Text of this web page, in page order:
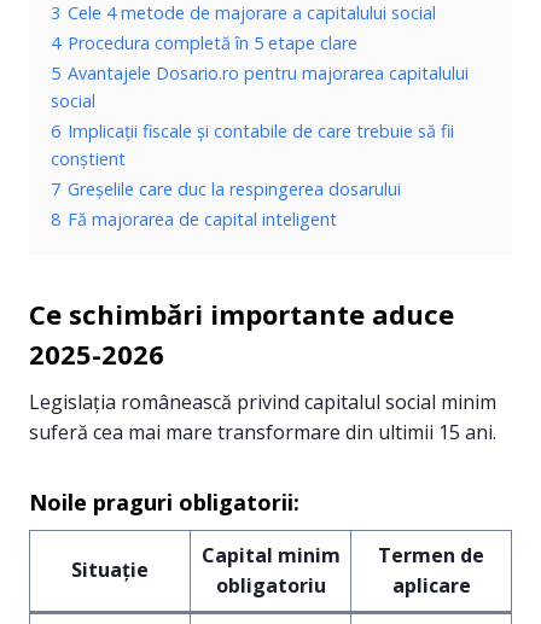
3 Cele 4 metode de majorare a capitalului social
4 Procedura completă în 5 etape clare
5 Avantajele Dosario.ro pentru majorarea capitalului
social
6 Implicații fiscale și contabile de care trebuie să fii
conștient
7 Greșelile care duc la respingerea dosarului
8 Fă majorarea de capital inteligent
Ce schimbări importante aduce
2025-2026
Legislația românească privind capitalul social minim
suferă cea mai mare transformare din ultimii 15 ani.
Noile praguri obligatorii:
Situație
Capital minim
obligatoriu
Termen de
aplicare